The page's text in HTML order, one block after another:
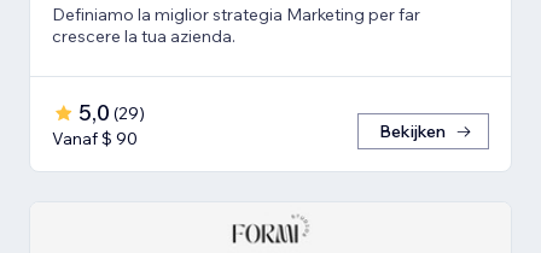
Definiamo la miglior strategia Marketing per far
crescere la tua azienda.
5,0 (29)
Vanaf $ 90
Bekijken